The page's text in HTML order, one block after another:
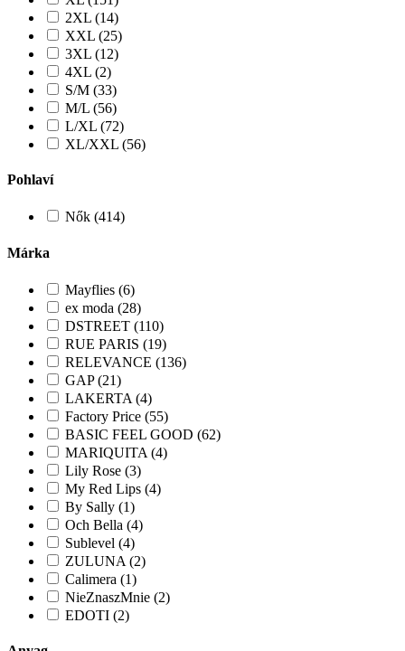
2XL (14)
XXL (25)
3XL (12)
4XL (2)
S/M (33)
M/L (56)
L/XL (72)
XL/XXL (56)
Pohlaví
Nők (414)
Márka
Mayflies (6)
ex moda (28)
DSTREET (110)
RUE PARIS (19)
RELEVANCE (136)
GAP (21)
LAKERTA (4)
Factory Price (55)
BASIC FEEL GOOD (62)
MARIQUITA (4)
Lily Rose (3)
My Red Lips (4)
By Sally (1)
Och Bella (4)
Sublevel (4)
ZULUNA (2)
Calimera (1)
NieZnaszMnie (2)
EDOTI (2)